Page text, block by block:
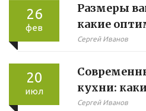
26
фев
Размеры
какие
Сергей Иванов
20
июл
кухни:
году?
Сергей Иванов